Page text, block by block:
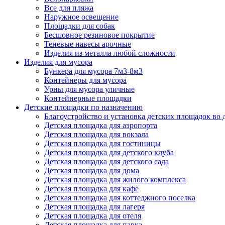
Все для пляжа
Наружное освещение
Площадки для собак
Бесшовное резиновое покрытие
Теневые навесы арочные
Изделия из металла любой сложности
Изделия для мусора
Бункера для мусора 7м3-8м3
Контейнеры для мусора
Урны для мусора уличные
Контейнерные площадки
Детские площадки по назначению
Благоустройство и установка детских площадок
Детская площадка для аэропорта
Детская площадка для вокзала
Детская площадка для гостиницы
Детская площадка для детского клуба
Детская площадка для детского сада
Детская площадка для дома
Детская площадка для жилого комплекса
Детская площадка для кафе
Детская площадка для коттеджного поселка
Детская площадка для лагеря
Детская площадка для отеля